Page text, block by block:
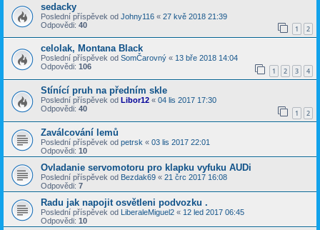
sedacky
Poslední příspěvek od Johny116 « 27 kvě 2018 21:39
Odpovědi: 40 1 2
celolak, Montana Black
Poslední příspěvek od SomČarovný « 13 bře 2018 14:04
Odpovědi: 106 1 2 3 4
Stínící pruh na předním skle
Poslední příspěvek od Libor12 « 04 lis 2017 17:30
Odpovědi: 40 1 2
Zaválcování lemů
Poslední příspěvek od petrsk « 03 lis 2017 22:01
Odpovědi: 10
Ovladanie servomotoru pro klapku vyfuku AUDi
Poslední příspěvek od Bezdak69 « 21 črc 2017 16:08
Odpovědi: 7
Radu jak napojit osvětleni podvozku .
Poslední příspěvek od LiberaleMiguel2 « 12 led 2017 06:45
Odpovědi: 10